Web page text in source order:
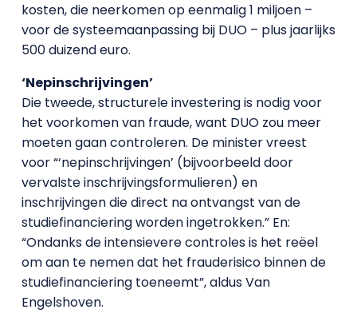
kosten, die neerkomen op eenmalig 1 miljoen –
voor de systeemaanpassing bij DUO – plus jaarlijks
500 duizend euro.
‘Nepinschrijvingen’
Die tweede, structurele investering is nodig voor
het voorkomen van fraude, want DUO zou meer
moeten gaan controleren. De minister vreest
voor “‘nepinschrijvingen’ (bijvoorbeeld door
vervalste inschrijvingsformulieren) en
inschrijvingen die direct na ontvangst van de
studiefinanciering worden ingetrokken.” En:
“Ondanks de intensievere controles is het reëel
om aan te nemen dat het frauderisico binnen de
studiefinanciering toeneemt”, aldus Van
Engelshoven.